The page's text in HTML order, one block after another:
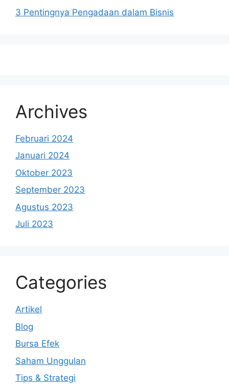
3 Pentingnya Pengadaan dalam Bisnis
Archives
Februari 2024
Januari 2024
Oktober 2023
September 2023
Agustus 2023
Juli 2023
Categories
Artikel
Blog
Bursa Efek
Saham Unggulan
Tips & Strategi